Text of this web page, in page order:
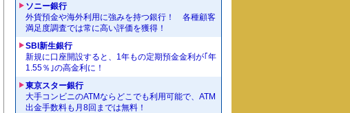
ソニー銀行
外貨預金や海外利用に強みを持つ銀行！ 各種顧客
満足度調査では常に高い評価を獲得！
SBI新生銀行
新規に口座開設すると、1年もの定期預金金利が｢年
1.55％｣の高金利に！
東京スター銀行
大手コンビニのATMならどこでも利用可能で、ATM
出金手数料も月8回までは無料！